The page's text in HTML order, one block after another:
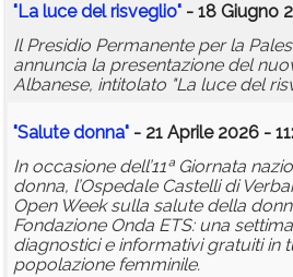
Annunci
"La luce del risveglio" - 18 Giugno
Il Presidio Permanente per la
annuncia la presentazione del
Albanese, intitolato "La luce del
"Salute donna" - 21 Aprile 2026 -
In occasione dell’11ª Giornata
donna, l’Ospedale Castelli di
Open Week sulla salute della
Fondazione Onda ETS: una
diagnostici e informativi gratuiti in
popolazione femminile.